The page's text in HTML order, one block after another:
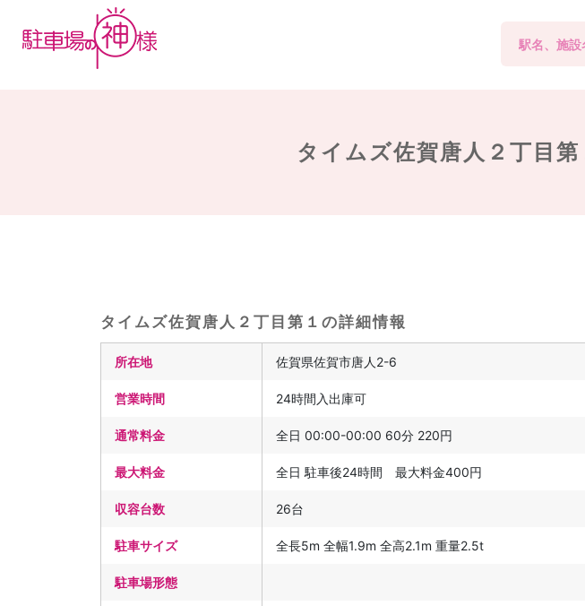
タイムズ佐賀唐人２丁目
タイムズ佐賀唐人２丁目第１の詳細情報
所在地 佐賀県佐賀市唐人2-6
営業時間 24時間入出庫可
通常料金 全日 00:00-00:00 60分 220円
最大料金 全日 駐車後24時間 最大料金400円
収容台数 26台
駐車サイズ 全長5m 全幅1.9m 全高2.1m 重量2.5t
駐車場形態